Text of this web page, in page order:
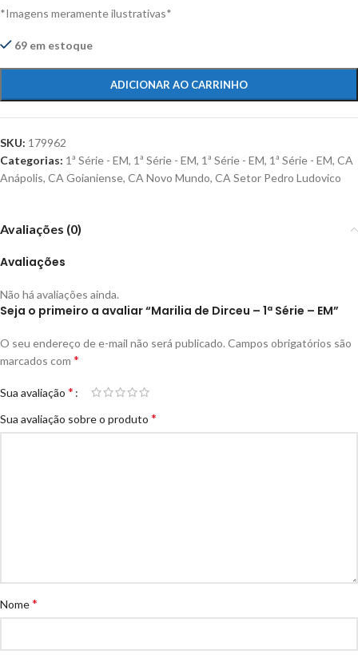
*Imagens meramente ilustrativas*
69 em estoque
ADICIONAR AO CARRINHO
SKU: 179962
Categorias: 1ª Série - EM, 1ª Série - EM, 1ª Série - EM, 1ª Série - EM, CA
Anápolis, CA Goianiense, CA Novo Mundo, CA Setor Pedro Ludovico
Avaliações (0)
Avaliações
Não há avaliações ainda.
Seja o primeiro a avaliar “Marilia de Dirceu – 1ª Série – EM”
O seu endereço de e-mail não será publicado. Campos obrigatórios são
marcados com *
Sua avaliação *
Sua avaliação sobre o produto *
Nome*